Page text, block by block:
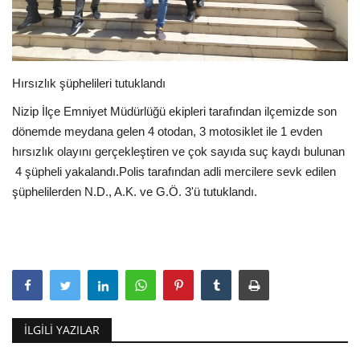
EĞİTİM
Resmiilan
Hırsızlık şüphelileri tutuklandı
Nizip İlçe Emniyet Müdürlüğü ekipleri tarafından ilçemizde son
dönemde meydana gelen 4 otodan, 3 motosiklet ile 1 evden
hırsızlık olayını gerçekleştiren ve çok sayıda suç kaydı bulunan
4 şüpheli yakalandı.Polis tarafından adli mercilere sevk edilen
şüphelilerden N.D., A.K. ve G.Ö. 3'ü tutuklandı.
İLGILI YAZILAR